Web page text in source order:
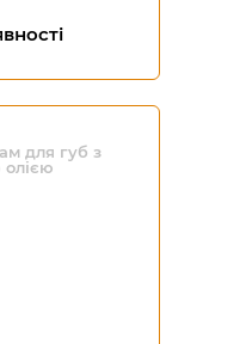
для губ з